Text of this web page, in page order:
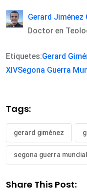
Gerard Jiménez
Doctor en
Etiquetes:Gerard
XIVSegona Guerra
Tags:
gerard giménez
segona guerra mundial
Share This Post: